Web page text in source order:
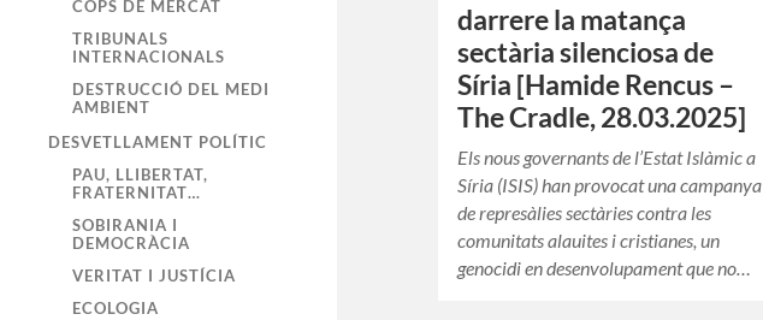
COPS DE MERCAT
TRIBUNALS
INTERNACIONALS
DESTRUCCIÓ DEL MEDI
AMBIENT
DESVETLLAMENT POLÍTIC
PAU, LLIBERTAT,
FRATERNITAT…
SOBIRANIA I
DEMOCRÀCIA
VERITAT I JUSTÍCIA
ECOLOGIA
darrere la matança
sectària silenciosa de
Síria [Hamide Rencus –
The Cradle, 28.03.2025]
Els nous governants de l’Estat Islàmic a
Síria (ISIS) han provocat una campanya
de represàlies sectàries contra les
comunitats alauites i cristianes, un
genocidi en desenvolupament que no…